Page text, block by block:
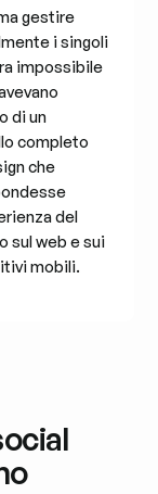
gestire
i singoli
impossibile
di un
completo
che
del
sul web e sui
mobili.